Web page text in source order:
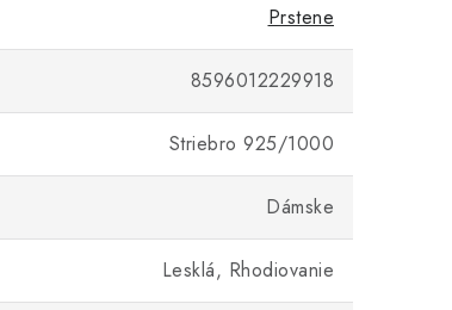
Prstene
8596012229918
Striebro 925/1000
Dámske
Lesklá, Rhodiovanie